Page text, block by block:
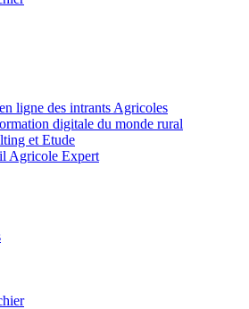
ligne des intrants Agricoles
digitale du monde rural
et Etude
Agricole Expert